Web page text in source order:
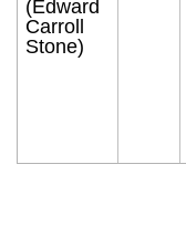
(Edward
Carroll
Stone)